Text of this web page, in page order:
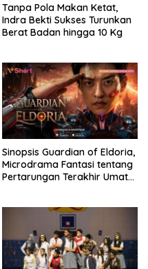
Tanpa Pola Makan Ketat,
Indra Bekti Sukses Turunkan
Berat Badan hingga 10 Kg
Sinopsis Guardian of Eldoria,
Microdrama Fantasi tentang
Pertarungan Terakhir Umat